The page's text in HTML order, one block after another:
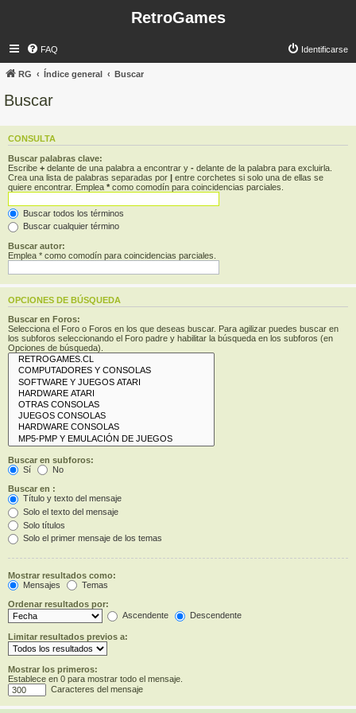
RetroGames
FAQ Identificarse
RG Índice general Buscar
Buscar
CONSULTA
Buscar palabras clave:
Escribe + delante de una palabra a encontrar y - delante de la palabra para excluirla.
Crea una lista de palabras separadas por | entre corchetes si solo una de ellas se
quiere encontrar. Emplea * como comodín para coincidencias parciales.
Buscar todos los términos
Buscar cualquier término
Buscar autor:
Emplea * como comodín para coincidencias parciales.
OPCIONES DE BÚSQUEDA
Buscar en Foros:
Selecciona el Foro o Foros en los que deseas buscar. Para agilizar puedes buscar en
los subforos seleccionando el Foro padre y habilitar la búsqueda en los subforos (en
Opciones de búsqueda).
Buscar en subforos:
Sí
No
Buscar en :
Título y texto del mensaje
Solo el texto del mensaje
Solo títulos
Solo el primer mensaje de los temas
Mostrar resultados como:
Mensajes
Temas
Ordenar resultados por:
Ascendente
Descendente
Limitar resultados previos a:
Mostrar los primeros:
Establece en 0 para mostrar todo el mensaje.
Caracteres del mensaje